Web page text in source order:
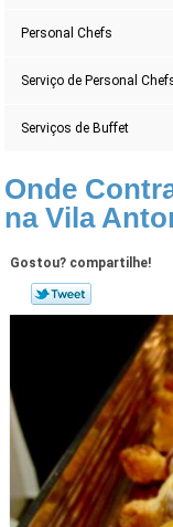
Personal Chefs
Serviço de Personal
Serviços de Buffet
Onde
na Vila
Gostou? compartilhe!